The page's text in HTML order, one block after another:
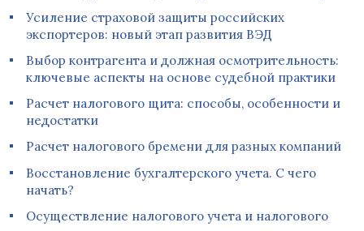
Усиление страховой защиты российских
экспортеров: новый этап развития ВЭД
Выбор контрагента и должная осмотрительность:
ключевые аспекты на основе судебной практики
Расчет налогового щита: способы, особенности и
недостатки
Расчет налогового бремени для разных компаний
Восстановление бухгалтерского учета. С чего
начать?
Осуществление налогового учета и налогового